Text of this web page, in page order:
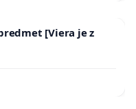
[Viera je z